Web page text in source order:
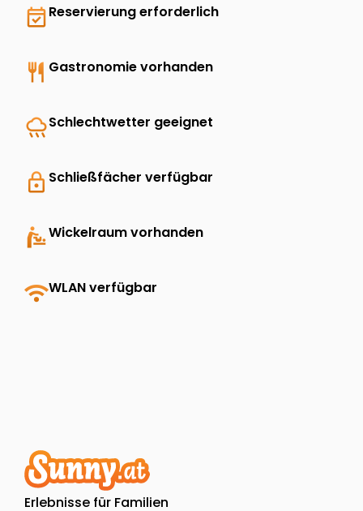
event_availableReservierung erforderlich
restaurant Gastronomie vorhanden
rainySchlechtwetter geeignet
lock Schließfächer verfügbar
baby_changing_stationWickelraum vorhanden
wifiWLAN verfügbar
Erlebnisse für Familien